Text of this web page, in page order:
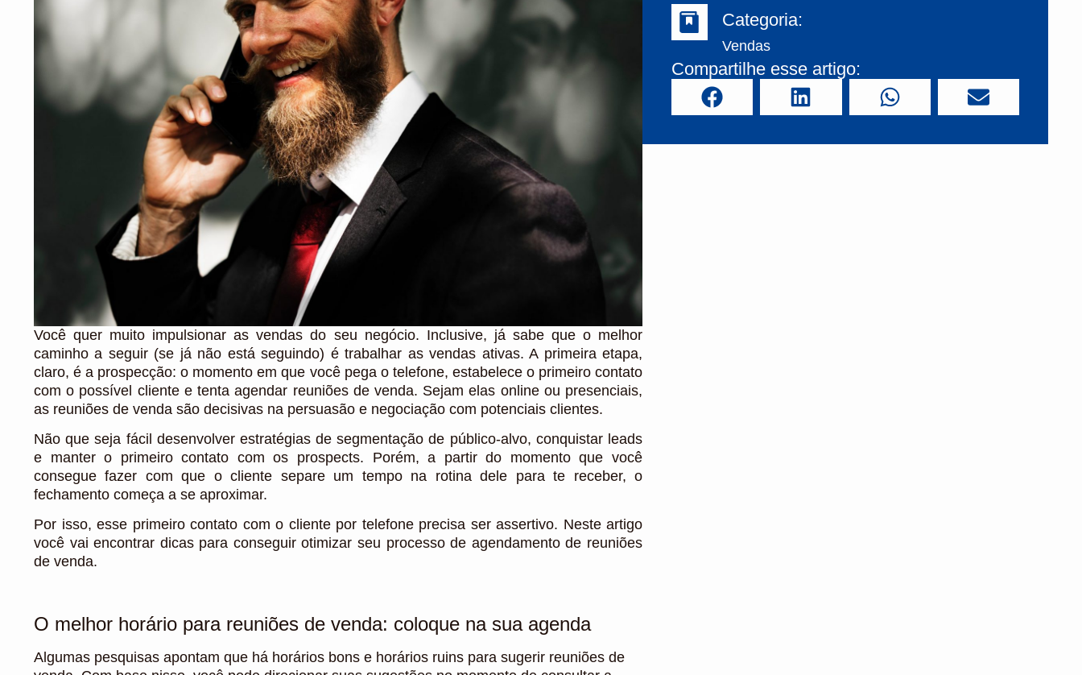
Você quer muito impulsionar as vendas do seu negócio. Inclusive, já sabe que o melhor
caminho a seguir (se já não está seguindo) é trabalhar as vendas ativas. A primeira etapa,
claro, é a prospecção: o momento em que você pega o telefone, estabelece o primeiro contato
com o possível cliente e tenta agendar reuniões de venda. Sejam elas online ou presenciais,
as reuniões de venda são decisivas na persuasão e negociação com potenciais clientes.
Não que seja fácil desenvolver estratégias de segmentação de público-alvo, conquistar leads
e manter o primeiro contato com os prospects. Porém, a partir do momento que você
consegue fazer com que o cliente separe um tempo na rotina dele para te receber, o
fechamento começa a se aproximar.
Por isso, esse primeiro contato com o cliente por telefone precisa ser assertivo. Neste artigo
você vai encontrar dicas para conseguir otimizar seu processo de agendamento de reuniões
de venda.
O melhor horário para reuniões de venda: coloque na sua agenda
Algumas pesquisas apontam que há horários bons e horários ruins para sugerir reuniões de
Categoria:
Vendas
Compartilhe esse artigo: